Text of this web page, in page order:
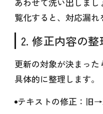
覧化すると、対応漏れ
2. 修正内容の
更新の対象が決まっ
具体的に整理します。
テキストの修正：旧